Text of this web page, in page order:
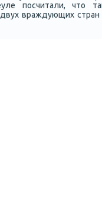
пοсчитали, что
враждующих